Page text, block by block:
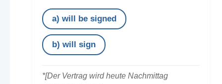
a) will be signed
b) will sign
*[Der Vertrag wird heute Nachmittag